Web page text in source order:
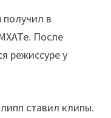
в
После
режиссуре у
ставил клипы.